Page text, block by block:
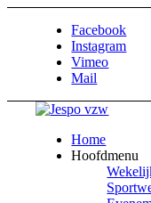
Facebook
Instagram
Vimeo
Mail
Home
Hoofdmenu